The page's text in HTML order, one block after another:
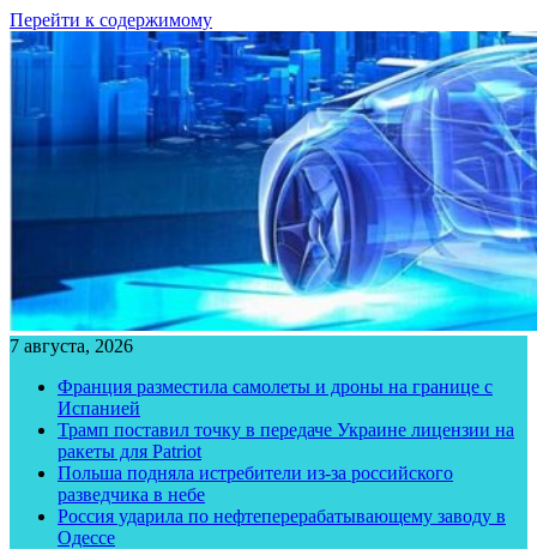
Перейти к содержимому
7 августа, 2026
Франция разместила самолеты и дроны на границе с
Испанией
Трамп поставил точку в передаче Украине лицензии на
ракеты для Patriot
Польша подняла истребители из-за российского
разведчика в небе
Россия ударила по нефтеперерабатывающему заводу в
Одессе